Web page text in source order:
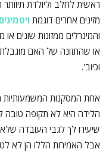
ראשית לחלב וליולדת תיוותר
מזינים אחרים דוגמת ויטמינים
והמינרלים ממזונות שונים
או שהתזונה של האם מוגבלת
וכיוב'.
אחת המסקנות
הלידה היא לא תקופה טובה
שיעירו לך לגבי העובדה
אבל האמירות הללו הן לא